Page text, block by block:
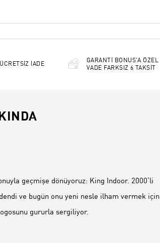
İADE
GARANTİ BONUS'A ÖZEL
VADE FARKSIZ 6 TAKSİT
geçmişe dönüyoruz: King Indoor. 2000‘li
ve bugün onu yeni nesle ilham vermek için
gururla sergiliyor.